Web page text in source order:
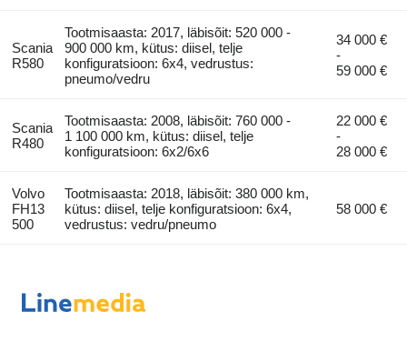
Scania
R580
Tootmisaasta: 2017, läbisõit: 520 000 -
900 000 km, kütus: diisel, telje
konfiguratsioon: 6x4, vedrustus:
pneumo/vedru
34 000 €
-
59 000 €
Scania
R480
Tootmisaasta: 2008, läbisõit: 760 000 -
1 100 000 km, kütus: diisel, telje
konfiguratsioon: 6x2/6x6
22 000 €
-
28 000 €
Volvo
FH13
500
Tootmisaasta: 2018, läbisõit: 380 000 km,
kütus: diisel, telje konfiguratsioon: 6x4,
vedrustus: vedru/pneumo
58 000 €